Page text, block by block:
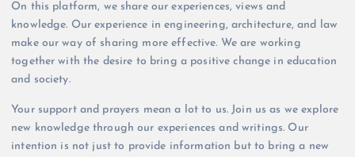
On this platform, we share our experiences, views and
knowledge. Our experience in engineering, architecture, and law
make our way of sharing more effective. We are working
together with the desire to bring a positive change in education
and society.
Your support and prayers mean a lot to us. Join us as we explore
new knowledge through our experiences and writings. Our
intention is not just to provide information but to bring a new